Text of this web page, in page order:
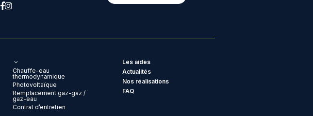
Chauffe-eau
thermodynamique
Photovoltaïque
Remplacement gaz-gaz /
gaz-eau
Contrat d’entretien
Les aides
Actualités
Nos réalisations
FAQ